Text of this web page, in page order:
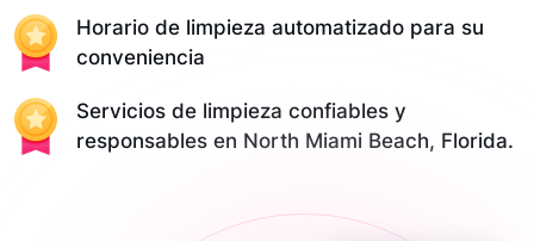
Horario de limpieza automatizado para su
conveniencia
Servicios de limpieza confiables y
responsables en North Miami Beach, Florida.